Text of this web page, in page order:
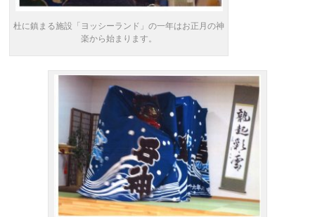
杜に鎮まる施設「ヨッシーランド」の一年はお正月の神
楽から始まります。